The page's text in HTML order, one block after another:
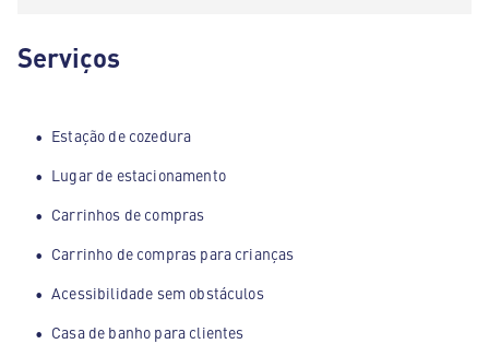
Serviços
Estação de cozedura
Lugar de estacionamento
Carrinhos de compras
Carrinho de compras para crianças
Acessibilidade sem obstáculos
Casa de banho para clientes